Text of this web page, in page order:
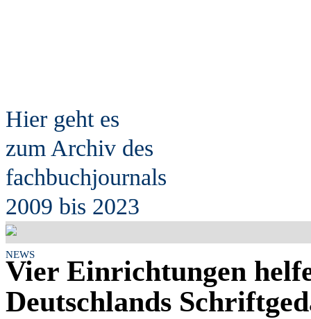
Hier geht es
zum Archiv des
fachbuchjournals
2009 bis 2023
NEWS
Vier Einrichtungen
Deutschlands